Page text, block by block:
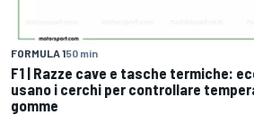
FORMULA 150 min
F1 | Razze cave e tasche termiche:
usano i cerchi per controllare
gomme